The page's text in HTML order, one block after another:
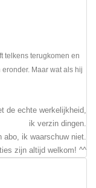
telkens terugkomen en
Maar wat als hij
de echte werkelijkheid,
ik verzin dingen.
abo, ik waarschuw niet.
zijn altijd welkom! ^^